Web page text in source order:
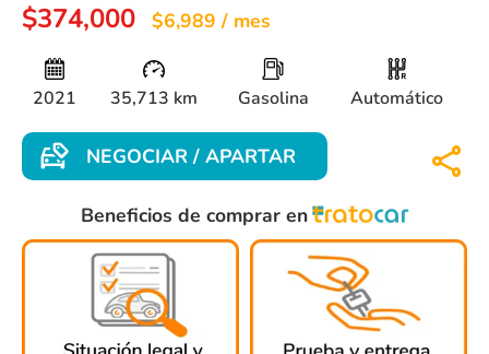
$374,000 $6,989 / mes
2021 35,713 km Gasolina Automático
NEGOCIAR / APARTAR
Beneficios de comprar en